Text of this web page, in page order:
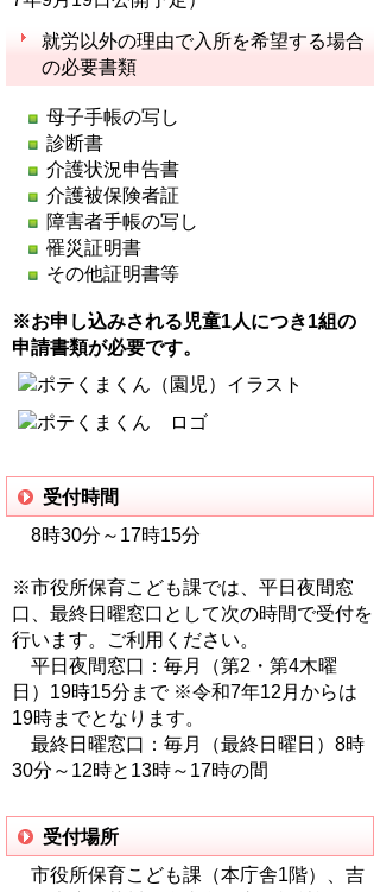
就労以外の理由で入所を希望する場合
の必要書類
母子手帳の写し
診断書
介護状況申告書
介護被保険者証
障害者手帳の写し
罹災証明書
その他証明書等
※お申し込みされる児童1人につき1組の
申請書類が必要です。
受付時間
8時30分～17時15分
※市役所保育こども課では、平日夜間窓
口、最終日曜窓口として次の時間で受付を
行います。ご利用ください。
平日夜間窓口：毎月（第2・第4木曜
日）19時15分まで ※令和7年12月からは
19時までとなります。
最終日曜窓口：毎月（最終日曜日）8時
30分～12時と13時～17時の間
受付場所
市役所保育こども課（本庁舎1階）、吉